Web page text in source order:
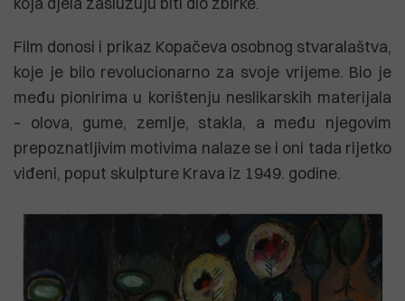
Film donosi i prikaz Kopačeva osobnog stvaralaštva,
koje je bilo revolucionarno za svoje vrijeme. Bio je
među pionirima u korištenju neslikarskih materijala
– olova, gume, zemlje, stakla, a među njegovim
prepoznatljivim motivima nalaze se i oni tada rijetko
viđeni, poput skulpture Krava iz 1949. godine.